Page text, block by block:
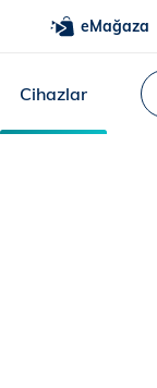
eMağaza
Cihazlar